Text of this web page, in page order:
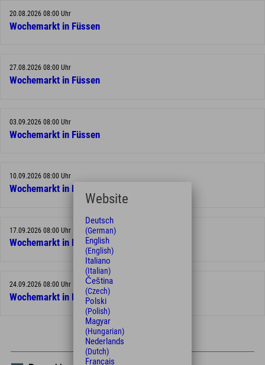
20.08.2026 08:00 Uhr
Wochemarkt in Füssen
27.08.2026 08:00 Uhr
Wochemarkt in Füssen
03.09.2026 08:00 Uhr
Wochemarkt in Füssen
10.09.2026 08:00 Uhr
Wochemarkt in Füssen
17.09.2026 08:00 Uhr
Wochemarkt in Füssen
24.09.2026 08:00 Uhr
Wochemarkt in Füssen
Website
Deutsch
(German)
English
(English)
Italiano
(Italian)
Čeština
(Czech)
Polski
(Polish)
Magyar
(Hungarian)
Nederlands
(Dutch)
Français